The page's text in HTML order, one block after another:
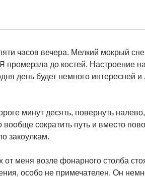
часов вечера. Мелкий мокрый
промерзла до костей. Настроение
день будет немного интересней и
минут десять, повернуть
сократить путь и вместо
закоулкам.
от меня возле фонарного столба
особо не примечателен. Он